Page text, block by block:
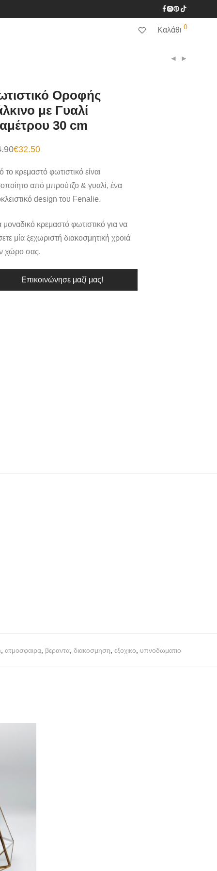
Καλάθι 0
Οροφής
με Γυαλί
30 cm
€32.50
το κρεμαστό φωτιστικό είναι
από μπρούτζο & γυαλί, ένα
design του Fenalie.
κρεμαστό φωτιστικό για να
μία ξεχωριστή διακοσμητική χροιά
χώρο σας.
Επικοινώνησε μαζί μας!
ατμοσφαιρα βεραντα διακοσμηση εξοχικο υπνοδωματιο